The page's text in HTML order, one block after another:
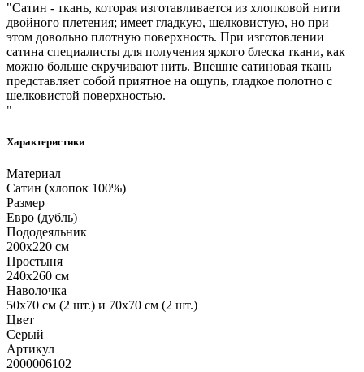
"Сатин - ткань, которая изготавливается из хлопковой нити
двойного плетения; имеет гладкую, шелковистую, но при
этом довольно плотную поверхность. При изготовлении
сатина специалисты для получения яркого блеска ткани, как
можно больше скручивают нить. Внешне сатиновая ткань
представляет собой приятное на ощупь, гладкое полотно с
шелковистой поверхностью.
"
Характеристики
Материал
Сатин (хлопок 100%)
Размер
Евро (дубль)
Пододеяльник
200х220 см
Простыня
240х260 см
Наволочка
50х70 см (2 шт.) и 70х70 см (2 шт.)
Цвет
Серый
Артикул
2000006102